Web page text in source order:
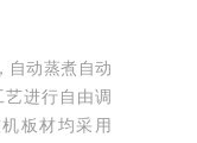
自动蒸煮自动
进行自由调
板材均采用